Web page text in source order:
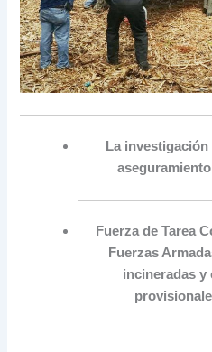
La investigación
Fuerza de Tarea
Fuerzas
incineradas y